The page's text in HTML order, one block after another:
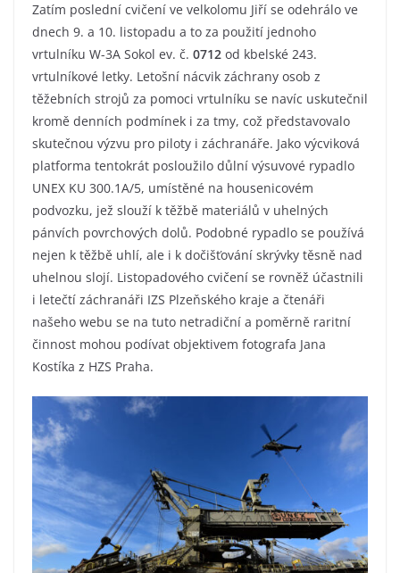
Zatím poslední cvičení ve velkolomu Jiří se odehrálo ve
dnech 9. a 10. listopadu a to za použití jednoho
vrtulníku W-3A Sokol ev. č. 0712 od kbelské 243.
vrtulníkové letky. Letošní nácvik záchrany osob z
těžebních strojů za pomoci vrtulníku se navíc uskutečnil
kromě denních podmínek i za tmy, což představovalo
skutečnou výzvu pro piloty i záchranáře. Jako výcviková
platforma tentokrát posloužilo důlní výsuvové rypadlo
UNEX KU 300.1A/5, umístěné na housenicovém
podvozku, jež slouží k těžbě materiálů v uhelných
pánvích povrchových dolů. Podobné rypadlo se používá
nejen k těžbě uhlí, ale i k dočišťování skrývky těsně nad
uhelnou slojí. Listopadového cvičení se rovněž účastnili
i letečtí záchranáři IZS Plzeňského kraje a čtenáři
našeho webu se na tuto netradiční a poměrně raritní
činnost mohou podívat objektivem fotografa Jana
Kostíka z HZS Praha.